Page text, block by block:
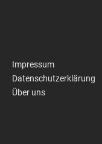
Impressum
Datenschutzerklärung
Über uns